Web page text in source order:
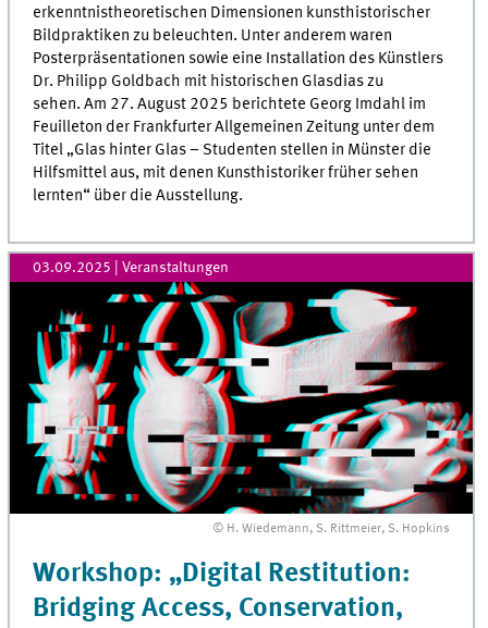
erkenntnistheoretischen Dimensionen kunsthistorischer
Bildpraktiken zu beleuchten. Unter anderem waren
Posterpräsentationen sowie eine Installation des Künstlers
Dr. Philipp Goldbach mit historischen Glasdias zu
sehen. Am 27. August 2025 berichtete Georg Imdahl im
Feuilleton der Frankfurter Allgemeinen Zeitung unter dem
Titel „Glas hinter Glas – Studenten stellen in Münster die
Hilfsmittel aus, mit denen Kunsthistoriker früher sehen
lernten“ über die Ausstellung.
03.09.2025 | Veranstaltungen
© H. Wiedemann, S. Rittmeier, S. Hopkins
Workshop: „Digital Restitution:
Bridging Access, Conservation,